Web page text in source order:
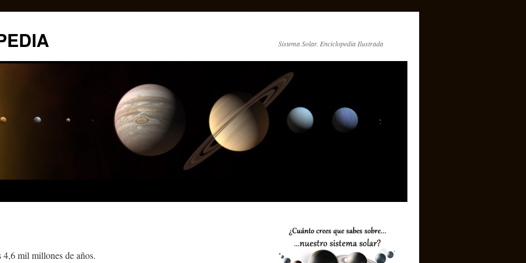
Sistema Solar. Enciclopedia Ilustrada
4,6 mil millones de años.